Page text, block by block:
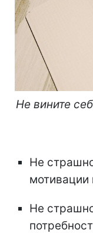
Не вините
Не
мотивации
Не